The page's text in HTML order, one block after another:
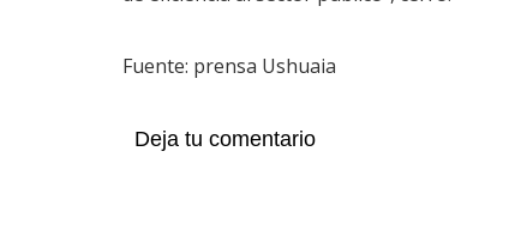
Fuente: prensa Ushuaia
Deja tu comentario